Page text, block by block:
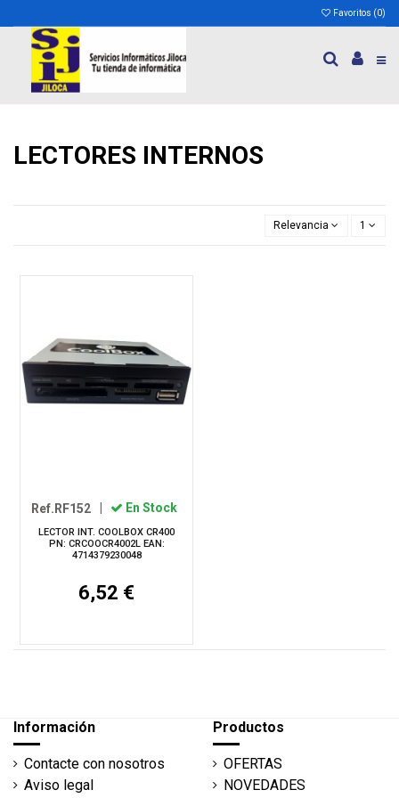
Favoritos (0)
LECTORES INTERNOS
Relevancia 1
Ref.RF152 En Stock
LECTOR INT. COOLBOX CR400
PN: CRCOOCR4002L EAN:
4714379230048
6,52 €
Información
Contacte con nosotros
Aviso legal
Productos
OFERTAS
NOVEDADES